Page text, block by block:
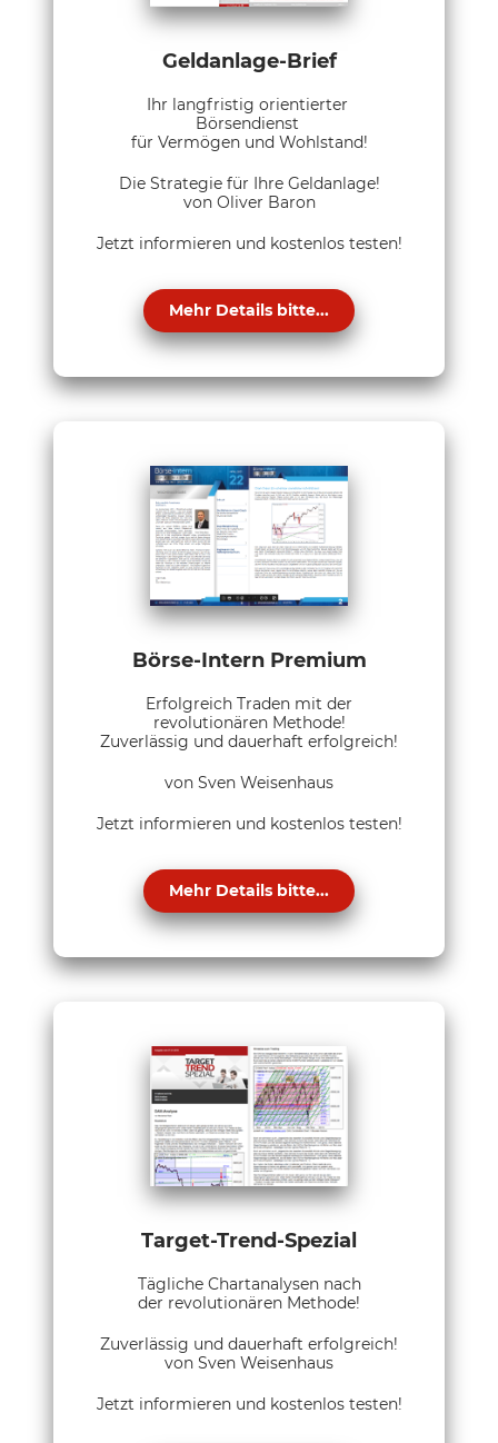
Geldanlage-Brief
Ihr langfristig orientierter
Börsendienst
für Vermögen und Wohlstand!
Die Strategie für Ihre Geldanlage!
von Oliver Baron
Jetzt informieren und kostenlos testen!
Mehr Details bitte...
Börse-Intern Premium
Erfolgreich Traden mit der
revolutionären Methode!
Zuverlässig und dauerhaft erfolgreich!
von Sven Weisenhaus
Jetzt informieren und kostenlos testen!
Mehr Details bitte...
Target-Trend-Spezial
Tägliche Chartanalysen nach
der revolutionären Methode!
Zuverlässig und dauerhaft erfolgreich!
von Sven Weisenhaus
Jetzt informieren und kostenlos testen!